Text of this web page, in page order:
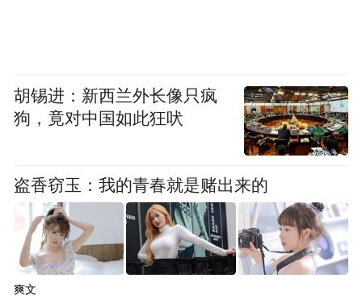
胡锡进：新西兰外长像只疯
狗，竟对中国如此狂吠
盗香窃玉：我的青春就是赌出来的
爽文